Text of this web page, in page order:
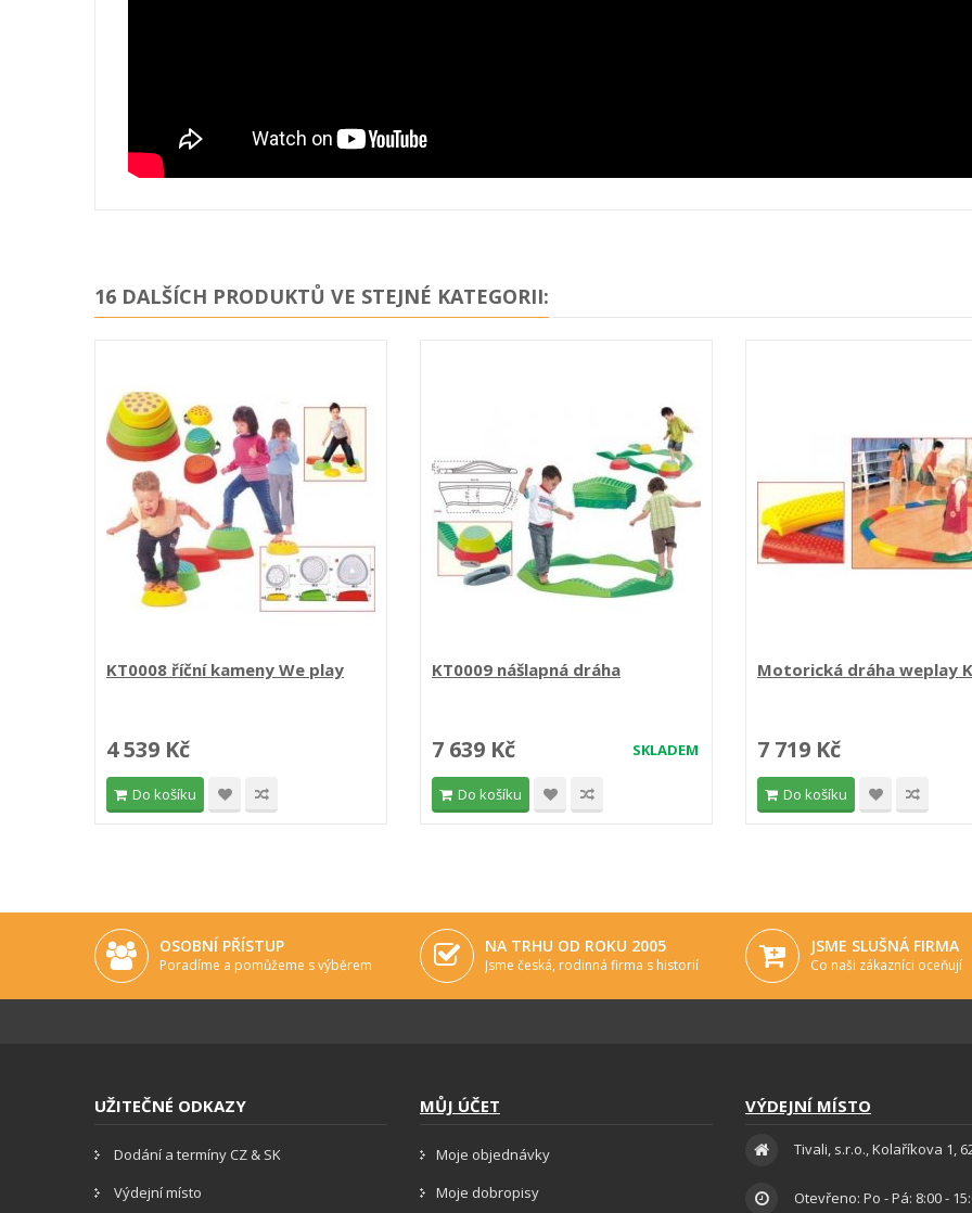
16 DALŠÍCH PRODUKTŮ VE STEJNÉ KATEGORII:
KT0008 říční kameny We play
4 539 Kč
Do košíku
KT0009 nášlapná dráha
SKLADEM
7 639 Kč
Do košíku
Motorická dráha weplay
7 719 Kč
Do košíku
OSOBNÍ PŘÍSTUP
Poradíme a pomůžeme s výběrem
NA TRHU OD ROKU 2005
Jsme česká, rodinná firma s historií
JSME SLUŠNÁ FIRMA
Co naši zákazníci oceňují
UŽITEČNÉ ODKAZY
Dodání a termíny CZ & SK
Výdejní místo
MŮJ ÚČET
Moje objednávky
Moje dobropisy
VÝDEJNÍ MÍSTO
Tivali, s.r.o., Kolaříkova 1,
Otevřeno: Po - Pá: 8:00 -